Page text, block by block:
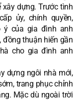
dựng. Trước tình
ủy, chính quyền,
ý của gia đình anh
đồng thuận hiến gần
cho gia đình anh
dựng ngôi nhà mới,
trang phục chỉnh
Mặc dù ngoài trời